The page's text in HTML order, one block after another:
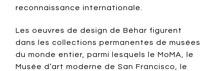
reconnaissance internationale.
Les oeuvres de design de Béhar figurent
dans les collections permanentes de musées
du monde entier, parmi lesquels le MoMA, le
Musée d’art moderne de San Francisco, le